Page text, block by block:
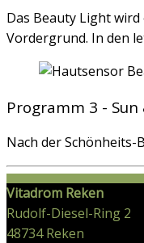
Das Beauty Light
Vordergrund. In den
Programm 3 -
Nach der
Vitadrom Reken
Rudolf-Diesel-Ring 2
48734 Reken